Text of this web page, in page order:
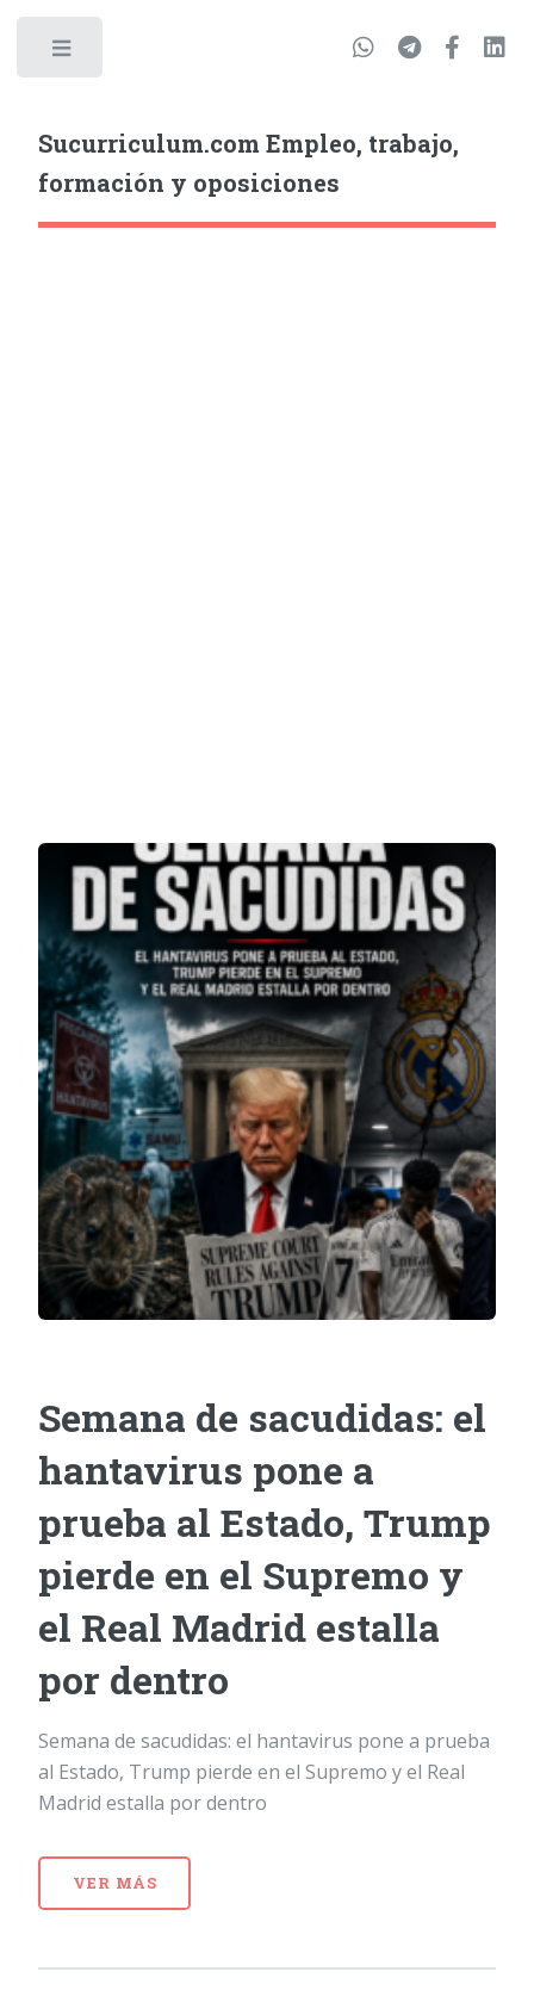
Sucurriculum.com Empleo, trabajo,
formación y oposiciones
Semana de sacudidas: el
hantavirus pone a
prueba al Estado, Trump
pierde en el Supremo y
el Real Madrid estalla
por dentro
Semana de sacudidas: el hantavirus pone a prueba
al Estado, Trump pierde en el Supremo y el Real
Madrid estalla por dentro
VER MÁS